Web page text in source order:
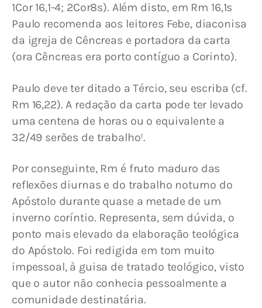
1Cor 16,1-4; 2Cor8s). Além disto, em Rm 16,1s
Paulo recomenda aos leitores Febe, diaconisa
da igreja de Cêncreas e portadora da carta
(ora Cêncreas era porto contíguo a Corinto).
Paulo deve ter ditado a Tércio, seu escriba (cf.
Rm 16,22). A redação da carta pode ter levado
uma centena de horas ou o equivalente a
32/49 serões de trabalho¹.
Por conseguinte, Rm é fruto maduro das
reflexões diurnas e do trabalho noturno do
Apóstolo durante quase a metade de um
inverno coríntio. Representa, sem dúvida, o
ponto mais elevado da elaboração teológica
do Apóstolo. Foi redigida em tom muito
impessoal, à guisa de tratado teológico, visto
que o autor não conhecia pessoalmente a
comunidade destinatária.